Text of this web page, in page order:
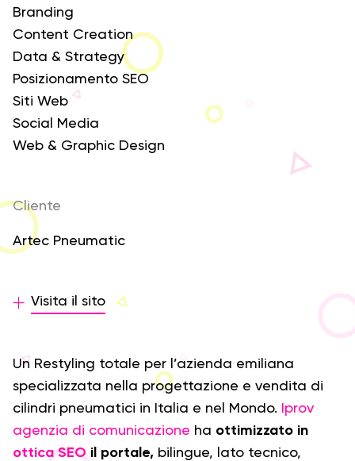
Branding
Content Creation
Data & Strategy
Posizionamento SEO
Siti Web
Social Media
Web & Graphic Design
Cliente
Artec Pneumatic
Visita il sito
Un Restyling totale per l’azienda emiliana
specializzata nella progettazione e vendita di
cilindri pneumatici in Italia e nel Mondo.
Iprov
agenzia di comunicazione ha ottimizzato in
ottica SEO il portale, bilingue, lato tecnico,